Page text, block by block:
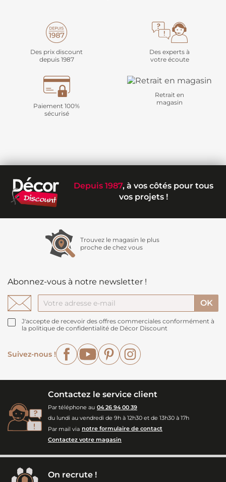
Des prix discount
depuis 1987
Des experts à
votre écoute
Paiement 100%
sécurisé
Retrait en
magasin
Depuis 1987, à vos côtés pour tous
vos projets !
Trouvez le magasin le plus
proche de chez vous
Abonnez-vous à notre newsletter !
J'accepte de recevoir des offres commerciales conformément à
la politique de confidentialité de Décor Discount
Suivez-nous !
FacebookYouTubePinterest
Contactez le service client
Par téléphone au 04 26 94 00 39
du lundi au vendredi de 9h à 12h30 et de 13h30 à 17h
Par mail via notre formulaire de contact
Contactez votre magasin
On recrute !